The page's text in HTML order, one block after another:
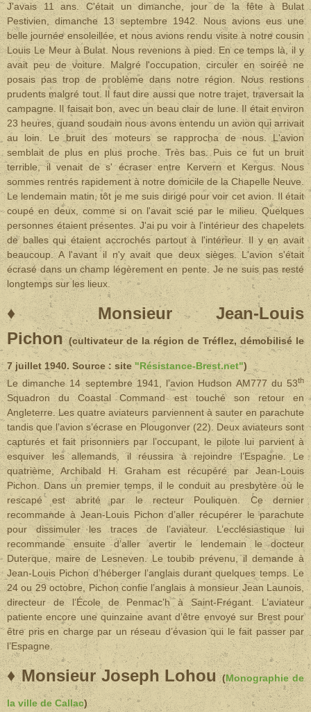
J'avais 11 ans. C'était un dimanche, jour de la fête à Bulat
Pestivien, dimanche 13 septembre 1942. Nous avions eus une
belle journée ensoleillée, et nous avions rendu visite à notre cousin
Louis Le Meur à Bulat. Nous revenions à pied. En ce temps là, il y
avait peu de voiture. Malgré l'occupation, circuler en soirée ne
posais pas trop de problème dans notre région. Nous restions
prudents malgré tout. Il faut dire aussi que notre trajet, traversait la
campagne. Il faisait bon, avec un beau clair de lune. Il était environ
23 heures, quand soudain nous avons entendu un avion qui arrivait
au loin. Le bruit des moteurs se rapprocha de nous. L'avion
semblait de plus en plus proche. Très bas. Puis ce fut un bruit
terrible, il venait de s' écraser entre Kervern et Kergus. Nous
sommes rentrés rapidement à notre domicile de la Chapelle Neuve.
Le lendemain matin, tôt je me suis dirigé pour voir cet avion. Il était
coupé en deux, comme si on l'avait scié par le milieu. Quelques
personnes étaient présentes. J'ai pu voir à l'intérieur des chapelets
de balles qui étaient accrochés partout à l'intérieur. Il y en avait
beaucoup. A l'avant il n'y avait que deux sièges. L'avion s'était
écrasé dans un champ légèrement en pente. Je ne suis pas resté
longtemps sur les lieux.
♦Monsieur Jean-Louis
Pichon(cultivateur de la région de Tréflez, démobilisé le
7 juillet 1940. Source : site "Résistance-Brest.net")
Le dimanche 14 septembre 1941, l’avion Hudson AM777 du 53th
Squadron du Coastal Command est touché son retour en
Angleterre. Les quatre aviateurs parviennent à sauter en parachute
tandis que l’avion s’écrase en Plougonver (22). Deux aviateurs sont
capturés et fait prisonniers par l’occupant, le pilote lui parvient à
esquiver les allemands, il réussira à rejoindre l’Espagne. Le
quatrième, Archibald H. Graham est récupéré par Jean-Louis
Pichon.Dans un premier temps, il le conduit au presbytère où le
rescapé est abrité par le recteur Pouliquen. Ce dernier
recommande à Jean-Louis Pichon d’aller récupérer le parachute
pour dissimuler les traces de l’aviateur. L’ecclésiastique lui
recommande ensuite d’aller avertir le lendemain le docteur
Duterque, maire de Lesneven. Le toubib prévenu, il demande à
Jean-Louis Pichon d’héberger l’anglais durant quelques temps. Le
24 ou 29 octobre, Pichon confie l’anglais à monsieur Jean Launois,
directeur de l’École de Penmac’h à Saint-Frégant. L’aviateur
patiente encore une quinzaine avant d’être envoyé sur Brest pour
être pris en charge par un réseau d’évasion qui le fait passer par
l’Espagne.
♦Monsieur Joseph Lohou(Monographie de
la ville de Callac)